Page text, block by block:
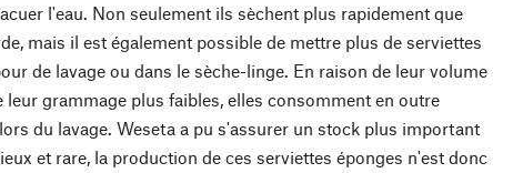
l'eau. Non seulement ils sèchent plus rapidement que
mais il est également possible de mettre plus de serviettes
de lavage ou dans le sèche-linge. En raison de leur volume
leur grammage plus faibles, elles consomment en outre
du lavage. Weseta a pu s'assurer un stock plus important
et rare, la production de ces serviettes éponges n'est donc